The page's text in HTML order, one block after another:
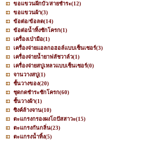
ขอแขวนฝักบัว/สายชำระ(12)
ขอแขวนผ้า(3)
ข้อต่อ/ข้อลด(14)
ข้อต่อน้ำทิ้งชักโครก(1)
เครื่องเป่ามือ(1)
เครื่องจ่ายแอลกอฮอล์แบบเซ็นเซอร์(3)
เครื่องจ่ายน้ำยาฟลัชวาล์ว(1)
เครื่องจ่ายสบู่เหลวแบบเซ็นเซอร์(0)
จานวางสบู่(1)
ชั้นวางของ(20)
ชุดกดชำระชักโครก(60)
ชั้นวางผ้า(1)
ซิงค์ล้างจาน(10)
ตะแกรงกรองผงโถปัสสาวะ(15)
ตะแกรงกันกลิ่น(23)
ตะแกรงน้ำทิ้ง(5)